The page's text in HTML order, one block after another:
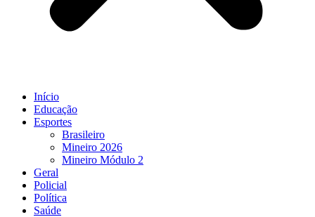
Início
Educação
Esportes
Brasileiro
Mineiro 2026
Mineiro Módulo 2
Geral
Policial
Política
Saúde